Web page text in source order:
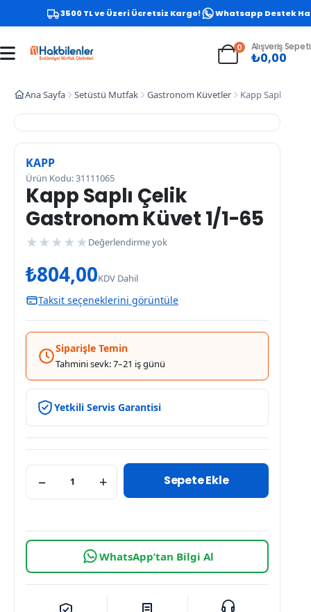
3500 TL ve Üzeri Ücretsiz Kargo! Whatsapp Destek
0 Alışveriş Sepeti
₺0,00
Ana Sayfa Setüstü Mutfak Gastronom Küvetler Kapp Saplı
KAPP
Ürün Kodu: 31111065
Kapp Saplı Çelik
Gastronom Küvet 1/1-65
★ ★ ★ ★ ★ Değerlendirme yok
₺804,00KDV Dahil
Taksit seçeneklerini görüntüle
Siparişle Temin
Tahmini sevk: 7–21 iş günü
Yetkili Servis Garantisi
− + Sepete Ekle
WhatsApp’tan Bilgi Al